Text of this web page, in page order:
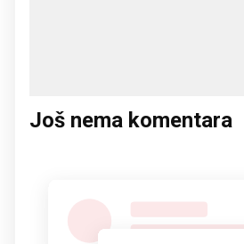
Još nema komentara